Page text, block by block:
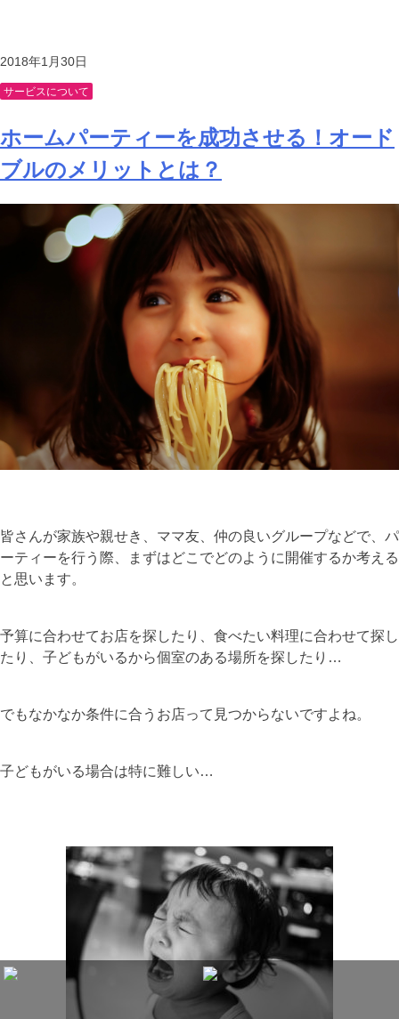
2018年1月30日
サービスについて
ホームパーティーを成功させる！オード
ブルのメリットとは？
皆さんが家族や親せき、ママ友、仲の良いグループなどで、パ
ーティーを行う際、まずはどこでどのように開催するか考える
と思います。
予算に合わせてお店を探したり、食べたい料理に合わせて探し
たり、子どもがいるから個室のある場所を探したり…
でもなかなか条件に合うお店って見つからないですよね。
子どもがいる場合は特に難しい…